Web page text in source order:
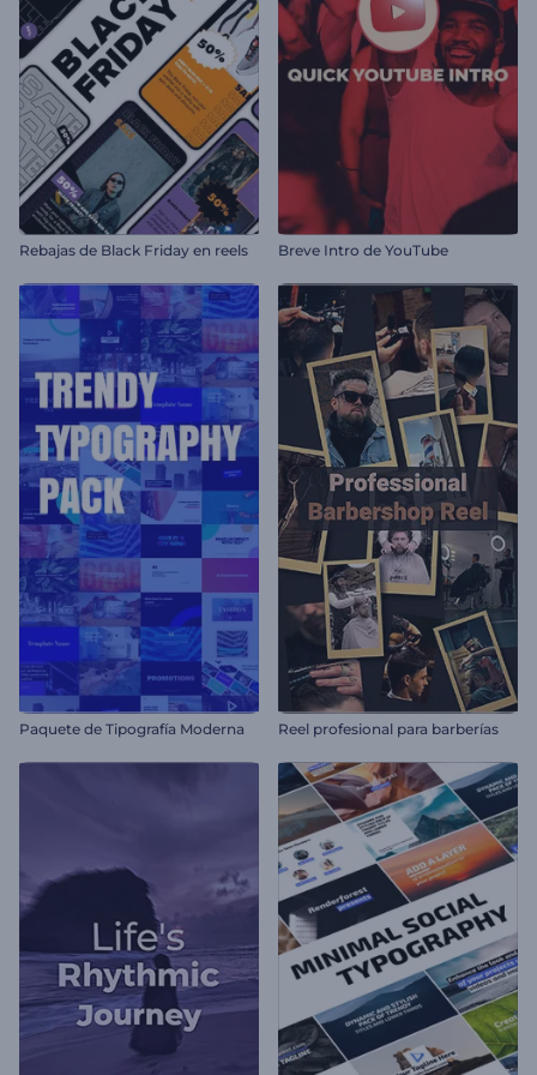
Rebajas de Black Friday en reels Breve Intro de YouTube
Paquete de Tipografía Moderna Reel profesional para barberías